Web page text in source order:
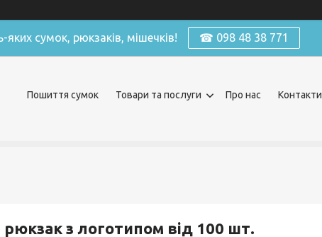
сумок, рюкзаків, мішечків! ☎ 098 48 38 771
Пошиття сумок Товари та послуги Про нас Контакти
з логотипом від 100 шт.